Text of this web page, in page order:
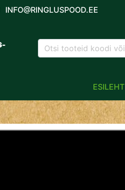
INFO@RINGLUSPOOD.EE
ESILEHT